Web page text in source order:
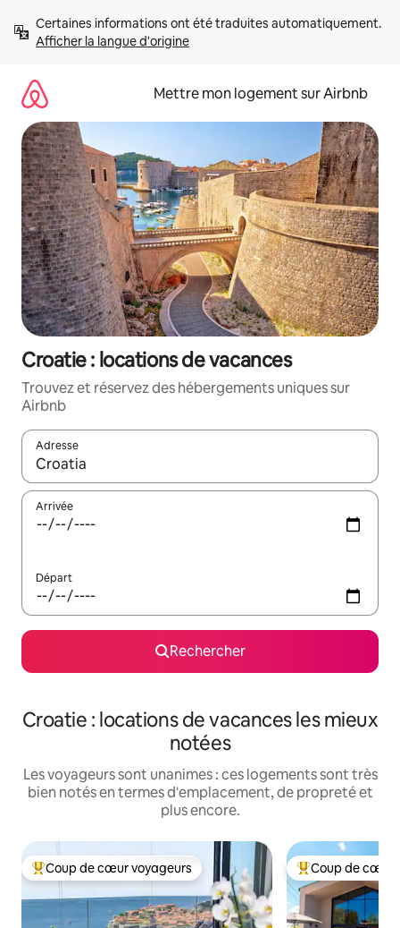
directement
Afficher la langue d'origine
Mettre mon logement sur Airbnb
Croatie : locations de vacances
Trouvez et réservez des hébergements uniques sur
Airbnb
Adresse
Lorsque les résultats s'affichent, utilisez les flèches vers le
Arrivée
Départ
Rechercher
Croatie : locations de vacances les mieux
notées
Les voyageurs sont unanimes : ces logements sont très
bien notés en termes d'emplacement, de propreté et
plus encore.
Coups de cœur voyageurs les plus appréciés
Coup de cœur voyageurs Coups de cœur
Coup de cœur